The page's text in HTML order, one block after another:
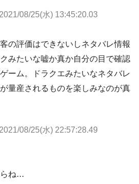
2021/08/25(水) 13:45:20.03
の評価はできないしネタバレ情報
みたいな嘘か真か自分の目で確認
ーム。ドラクエみたいなネタバレ
量産されるものを楽しみなのが真
2021/08/25(水) 22:57:28.49
らね…